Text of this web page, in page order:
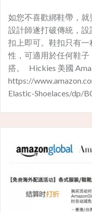
如您不喜歡綁鞋帶，就
設計師遂打破傳統，設
扣上即可。鞋扣只有
性，可適用於任何鞋
搭。 Hickies 美國
https://
Elastic-Shoelaces/dp/